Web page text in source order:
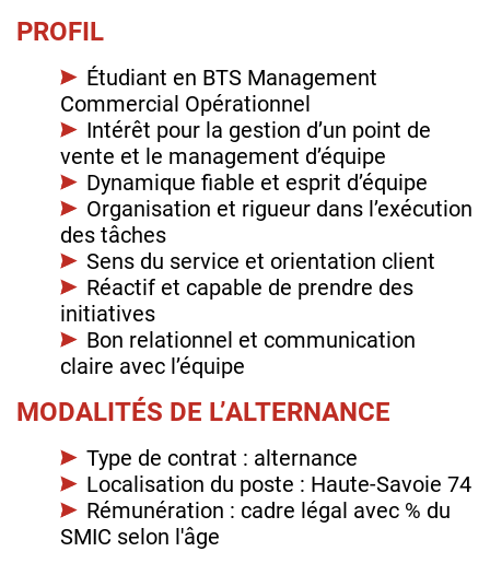
PROFIL
Étudiant en BTS Management
Commercial Opérationnel
Intérêt pour la gestion d’un point de
vente et le management d’équipe
Dynamique fiable et esprit d’équipe
Organisation et rigueur dans l’exécution
des tâches
Sens du service et orientation client
Réactif et capable de prendre des
initiatives
Bon relationnel et communication
claire avec l’équipe
MODALITÉS DE L’ALTERNANCE
Type de contrat : alternance
Localisation du poste : Haute-Savoie 74
Rémunération : cadre légal avec % du
SMIC selon l'âge